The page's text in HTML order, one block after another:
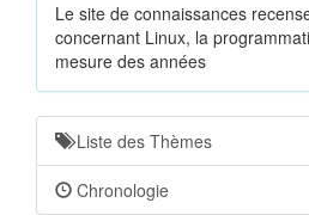
Le site de connaissances
concernant Linux, la
mesure des années
Liste des Thèmes
Chronologie